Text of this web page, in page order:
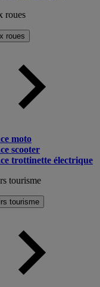
roues
roues
moto
scooter
trottinette électrique
tourisme
tourisme